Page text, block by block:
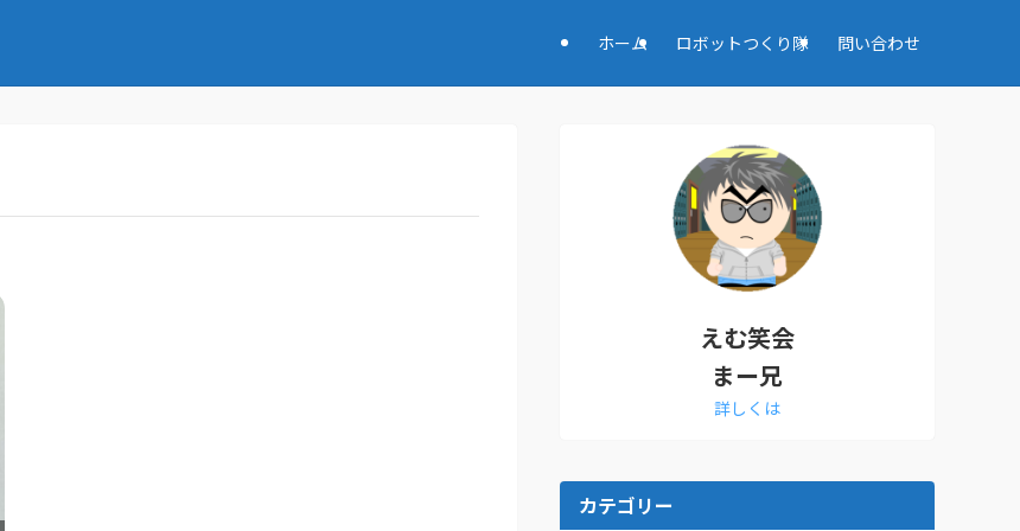
ホーム ロボットつくり隊 問い合わせ
えむ笑会
まー兄
詳しくは
カテゴリー